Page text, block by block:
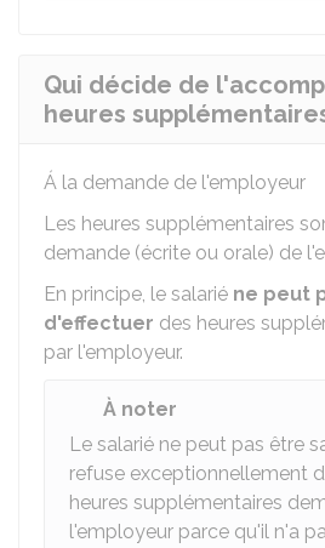
Qui décide de
heures
Á la demande de l'employeur
Les heures supplémentaires
demande (écrite ou orale) de
En principe, le salarié ne peut
d'effectuer des heures
par l'employeur.
À noter
Le salarié ne peut pas être
refuse exceptionnellement
heures supplémentaires
l'employeur parce qu'il n'a